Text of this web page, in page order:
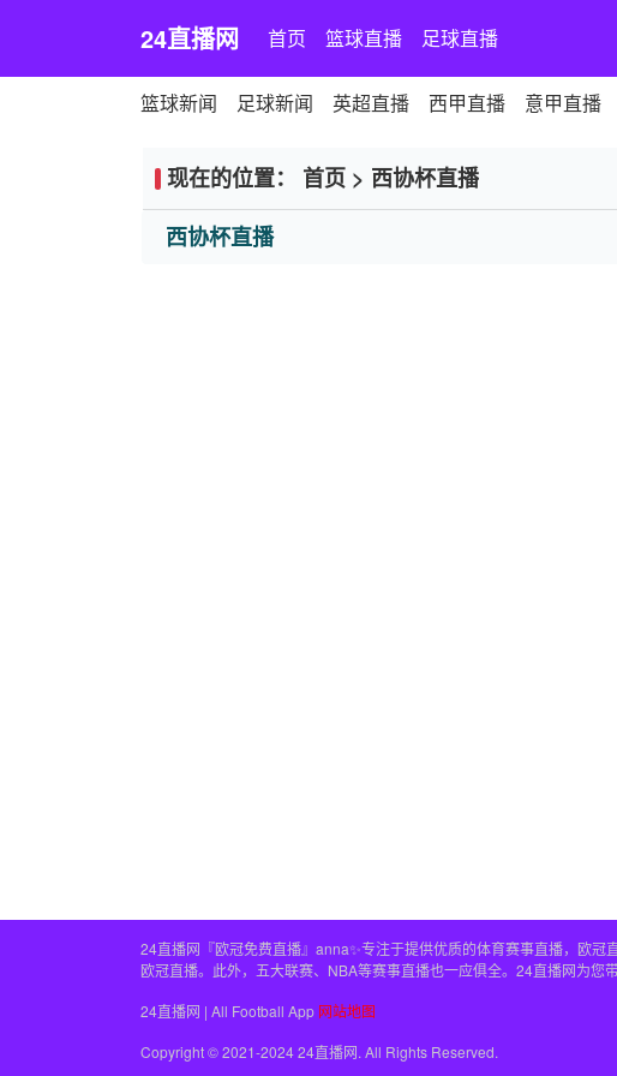
24直播网 首页 篮球直播 足球直播
篮球新闻 足球新闻 英超直播 西甲直播 意甲直播
现在的位置： 首页 > 西协杯直播
西协杯直播
24直播网『欧冠免费直播』anna✨专注于提供优质的体育赛事直播，欧
欧冠直播。此外，五大联赛、NBA等赛事直播也一应俱全。24直播网为您
24直播网 | All Football App 网站地图
Copyright © 2021-2024 24直播网. All Rights Reserved.